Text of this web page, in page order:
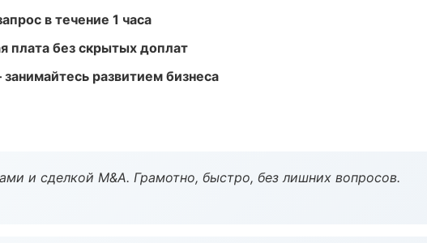
в течение 1 часа
плата без скрытых доплат
развитием бизнеса
и сделкой M&A. Грамотно, быстро, без лишних вопросов.